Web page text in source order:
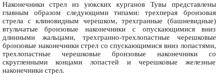
Наконечники стрел из уюкских курганов Тувы представлены
главным образом следующими типами: трехперая бронзовая
стрела с клиновидным черешком, трехгранные (башневидные)
втульчатые бронзовые наконечники с опускающимися вниз
длинными жальцами, трехгранно-трехлопастные черешковые
бронзовые наконечники стрел со спускающимися вниз лопастями,
трехлопастные черешковые бронзовые наконечники со
скругленными концами лопастей и черешковые железные
наконечники стрел.